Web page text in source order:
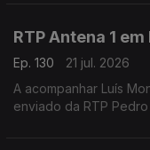
RTP Antena 1 em
Ep. 130
21 jul. 2026
A acompanhar Luís
enviado da RTP